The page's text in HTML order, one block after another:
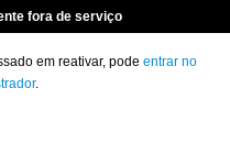
fora de serviço
em reativar, pode entrar no
.